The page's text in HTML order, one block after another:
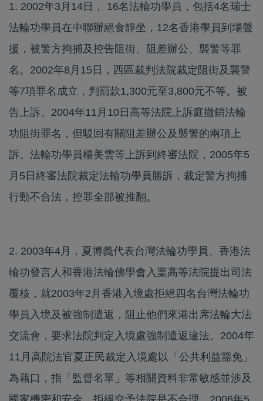
1. 2002年3月14日， 16名法輪功學員，包括4名瑞士
法輪功學員在中聯辦絕食靜坐，12名香港學員到場聲
援，被警方拘捕及控告阻街、阻差辦公、襲警等罪
名。2002年8月15日，西區裁判法院裁定阻街及襲警
等7項罪名成立，判罰款1,300元至3,800元不等。被
告上訴。2004年11月10日高等法院上訴庭撤銷法輪
功阻街罪名，但駁回有關阻差辦公及襲警的兩項上
訴。法輪功學員楊美雲等上訴到終審法院，2005年5
月5日終審法院裁定法輪功學員勝訴，裁定警方拘捕
行動不合法，控罪全部被推翻。
2. 2003年4月，夏博義代表台灣法輪功學員、香港法
輪功發言人和香港法輪佛學會入稟高等法院提出司法
覆核，就2003年2月香港入境處拒絕四名台灣法輪功
學員入境及被強制遣返，阻止他們來港出席法輪大法
交流會，要求法院判定入境處強制遣返違法。2004年
11月高院法官夏正民裁定入境處以「公共利益豁免」
為藉口，指「監督名單」等相關資料非常敏感並涉及